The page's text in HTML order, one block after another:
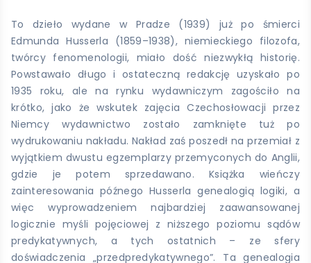
To dzieło wydane w Pradze (1939) już po śmierci
Edmunda Husserla (1859–1938), niemieckiego filozofa,
twórcy fenomenologii, miało dość niezwykłą historię.
Powstawało długo i ostateczną redakcję uzyskało po
1935 roku, ale na rynku wydawniczym zagościło na
krótko, jako że wskutek zajęcia Czechosłowacji przez
Niemcy wydawnictwo zostało zamknięte tuż po
wydrukowaniu nakładu. Nakład zaś poszedł na przemiał z
wyjątkiem dwustu egzemplarzy przemyconych do Anglii,
gdzie je potem sprzedawano. Książka wieńczy
zainteresowania późnego Husserla genealogią logiki, a
więc wyprowadzeniem najbardziej zaawansowanej
logicznie myśli pojęciowej z niższego poziomu sądów
predykatywnych, a tych ostatnich – ze sfery
doświadczenia „przedpredykatywnego”. Ta genealogia